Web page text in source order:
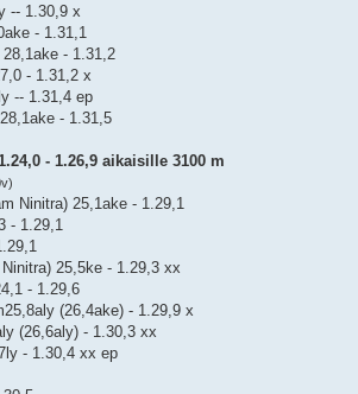
-- 1.30,9 x
- 1.31,1
- 1.31,2
- 1.31,2 x
-- 1.31,4 ep
- 1.31,5
- 1.26,9 aikaisille 3100 m
Ninitra) 25,1ake - 1.29,1
- 1.29,1
25,5ke - 1.29,3 xx
- 1.29,6
(26,4ake) - 1.29,9 x
(26,6aly) - 1.30,3 xx
- 1.30,4 xx ep